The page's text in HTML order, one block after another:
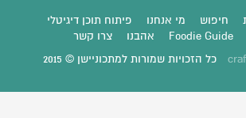
חיפוש מי אנחנו
פיתוח תוכן דיגיטלי
Foodie Guide אהבנו צרו קשר
כל הזכויות שמורות למתכוניישן © 2015